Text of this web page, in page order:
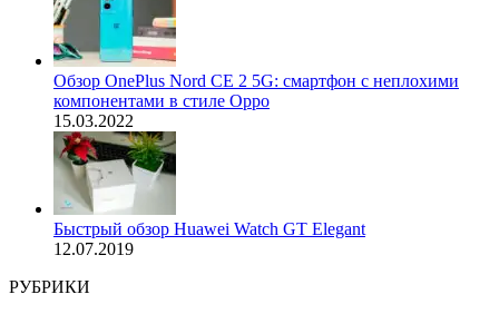
Обзор OnePlus Nord CE 2 5G: смартфон с неплохими
компонентами в стиле Oppo
15.03.2022
Быстрый обзор Huawei Watch GT Elegant
12.07.2019
РУБРИКИ